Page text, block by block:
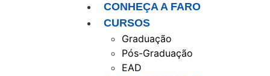
CONHEÇA A FARO
CURSOS
Graduação
Pós-Graduação
EAD